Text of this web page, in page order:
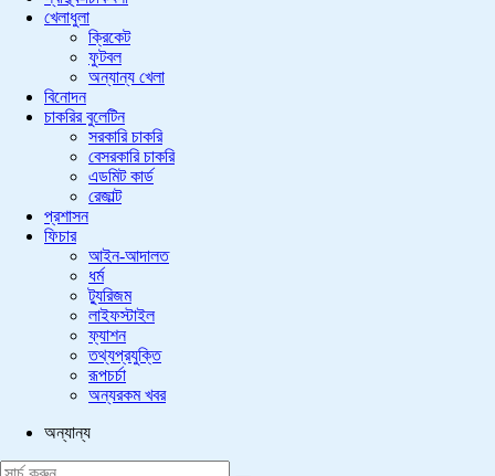
খেলাধুলা
ক্রিকেট
ফুটবল
অন্যান্য খেলা
বিনোদন
চাকরির বুলেটিন
সরকারি চাকরি
বেসরকারি চাকরি
এডমিট কার্ড
রেজাল্ট
প্রশাসন
ফিচার
আইন-আদালত
ধর্ম
ট্যুরিজম
লাইফস্টাইল
ফ্যাশন
তথ্যপ্রযুক্তি
রূপচর্চা
অন্যরকম খবর
অন্যান্য